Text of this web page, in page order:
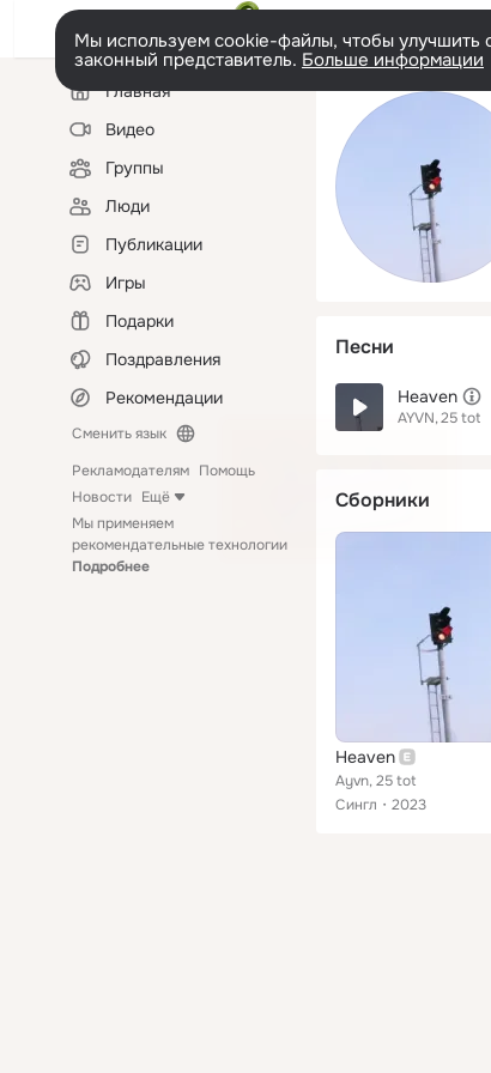
Мы используем cookie-файлы, чтобы улучшить
законный представитель. Больше информации
Левая
колонкаГлавная
Видео
Группы
Люди
Публикации
Игры
Подарки
Поздравления
Рекомендации
Сменить язык
Рекламодателям Помощь
Новости Ещё
Мы применяем
рекомендательные технологии
Подробнее
Песни
Heaven
AYVN 25 tot
Сборники
Heaven
Ayvn, 25 tot
Сингл
2023